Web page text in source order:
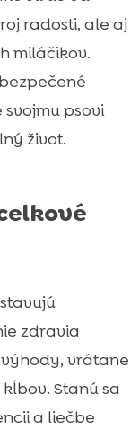
radosti, ale aj
miláčikov.
psovi
život.
zdravia
vrátane
Stanú sa
a liečbe